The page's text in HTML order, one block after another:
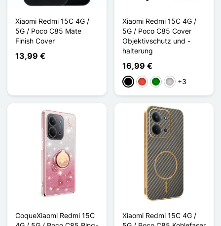
Xiaomi Redmi 15C 4G /
5G / Poco C85 Mate
Finish Cover
13,99 €
Xiaomi Redmi 15C 4G /
5G / Poco C85 Cover
Objektivschutz und -
halterung
16,99 €
Schwarz
Rot GrünSilber
+3
CoqueXiaomi Redmi 15C
Xiaomi Redmi 15C 4G /